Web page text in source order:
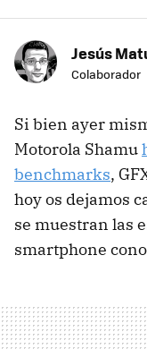
Jesús
Colaborador
Si bien ayer
Motorola Shamu
benchmarks,
hoy os dejamos
se muestran las
smartphone